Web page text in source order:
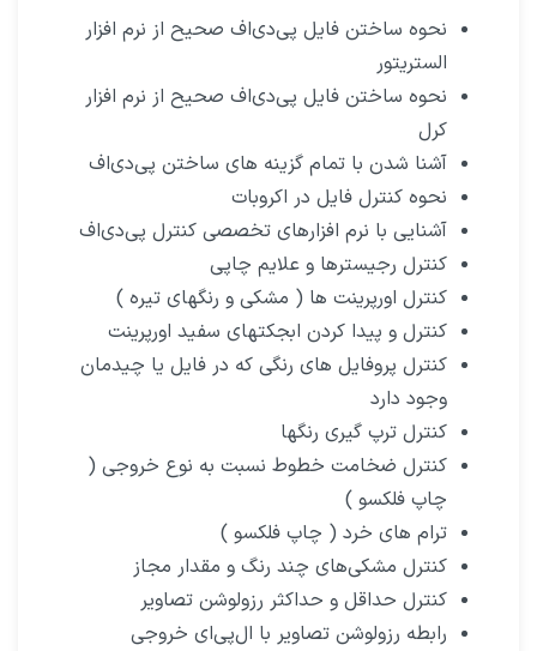
نحوه ساختن فایل پی‌دی‌اف صحیح از نرم افزار
الستریتور
نحوه ساختن فایل پی‌دی‌اف صحیح از نرم افزار
کرل
آشنا شدن با تمام گزینه های ساختن پی‌دی‌اف
نحوه کنترل فایل در اکروبات
آشنایی با نرم افزارهای تخصصی کنترل پی‌دی‌اف
کنترل رجیسترها و علایم چاپی
کنترل اورپرینت ها ( مشکی و رنگهای تیره )
کنترل و پیدا کردن ابجکتهای سفید اورپرینت
کنترل پروفایل های رنگی که در فایل یا چیدمان
وجود دارد
کنترل ترپ گیری رنگها
کنترل ضخامت خطوط نسبت به نوع خروجی (
چاپ فلکسو )
ترام های خرد ( چاپ فلکسو )
کنترل مشکی‌های چند رنگ و مقدار مجاز
کنترل حداقل و حداکثر رزولوشن تصاویر
رابطه رزولوشن تصاویر با ال‌پی‌ای خروجی